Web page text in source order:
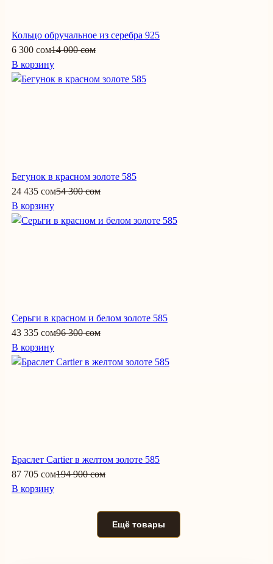
Кольцо обручальное из серебра 925
6 300 сом14 000 сом
В корзину
Бегунок в красном золоте 585
24 435 сом54 300 сом
В корзину
Серьги в красном и белом золоте 585
43 335 сом96 300 сом
В корзину
Браслет Cartier в желтом золоте 585
87 705 сом194 900 сом
В корзину
Ещё товары